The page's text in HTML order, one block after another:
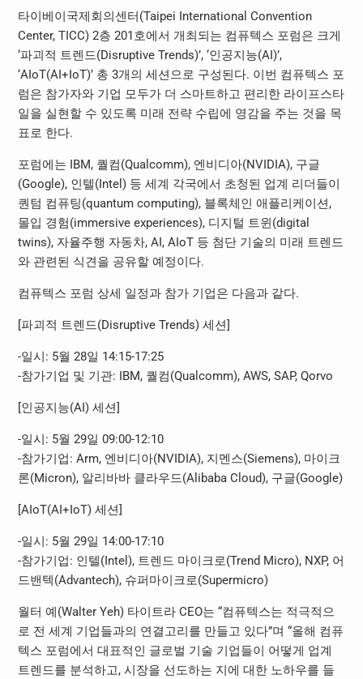
타이베이국제회의센터(Taipei International Convention
Center, TICC) 2층 201호에서 개최되는 컴퓨텍스 포럼은 크게
‘파괴적 트렌드(Disruptive Trends)’, ‘인공지능(AI)’,
‘AIoT(AI+IoT)’ 총 3개의 세션으로 구성된다. 이번 컴퓨텍스 포
럼은 참가자와 기업 모두가 더 스마트하고 편리한 라이프스타
일을 실현할 수 있도록 미래 전략 수립에 영감을 주는 것을 목
표로 한다.
포럼에는 IBM, 퀄컴(Qualcomm), 엔비디아(NVIDIA), 구글
(Google), 인텔(Intel) 등 세계 각국에서 초청된 업계 리더들이
퀀텀 컴퓨팅(quantum computing), 블록체인 애플리케이션,
몰입 경험(immersive experiences), 디지털 트윈(digital
twins), 자율주행 자동차, AI, AIoT 등 첨단 기술의 미래 트렌드
와 관련된 식견을 공유할 예정이다.
컴퓨텍스 포럼 상세 일정과 참가 기업은 다음과 같다.
[파괴적 트렌드(Disruptive Trends) 세션]
-일시: 5월 28일 14:15-17:25
-참가기업 및 기관: IBM, 퀄컴(Qualcomm), AWS, SAP, Qorvo
[인공지능(AI) 세션]
-일시: 5월 29일 09:00-12:10
-참가기업: Arm, 엔비디아(NVIDIA), 지멘스(Siemens), 마이크
론(Micron), 알리바바 클라우드(Alibaba Cloud), 구글(Google)
[AIoT(AI+IoT) 세션]
-일시: 5월 29일 14:00-17:10
-참가기업: 인텔(Intel), 트렌드 마이크로(Trend Micro), NXP, 어
드밴텍(Advantech), 슈퍼마이크로(Supermicro)
월터 예(Walter Yeh) 타이트라 CEO는 “컴퓨텍스는 적극적으
로 전 세계 기업들과의 연결고리를 만들고 있다”며 “올해 컴퓨
텍스 포럼에서 대표적인 글로벌 기술 기업들이 어떻게 업계
트렌드를 분석하고, 시장을 선도하는 지에 대한 노하우를 들